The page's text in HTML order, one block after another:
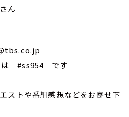
ん
グは #ss954 です
中！
ストや番組感想などをお寄せ下